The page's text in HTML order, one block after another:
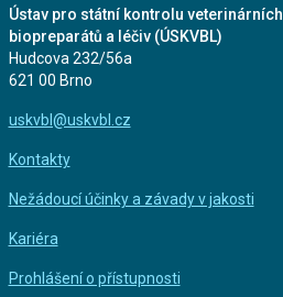
Ústav pro státní kontrolu veterinárních
biopreparátů a léčiv (ÚSKVBL)
Hudcova 232/56a
621 00 Brno
uskvbl@uskvbl.cz
Kontakty
Nežádoucí účinky a závady v jakosti
Kariéra
Prohlášení o přístupnosti